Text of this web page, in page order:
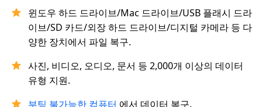
윈도우 하드 드라이브/Mac 드라이브/USB 플래시 드라
이브/SD 카드/외장 하드 드라이브/디지털 카메라 등 다
양한 장치에서 파일 복구.
사진, 비디오, 오디오, 문서 등 2,000개 이상의 데이터
유형 지원.
부팅 불가능한 컴퓨터 에서 데이터 복구.